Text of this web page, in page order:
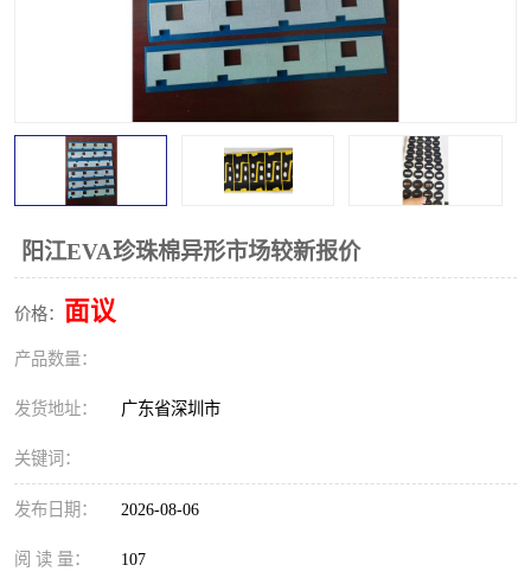
阳江EVA珍珠棉异形市场较新报价
价格： 面议
产品数量：
发货地址： 广东省深圳市
关键词：
发布日期： 2026-08-06
阅 读 量： 107